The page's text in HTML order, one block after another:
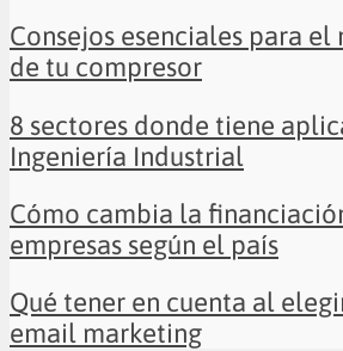
Consejos esenciales para
de tu compresor
8 sectores donde tiene
Ingeniería Industrial
Cómo cambia la
empresas según el país
Qué tener en cuenta al
email marketing